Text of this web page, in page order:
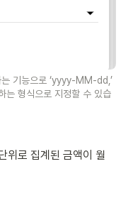
는 기능으로 ‘yyyy-MM-dd,’
는 형식으로 지정할 수 있습
위로 집계된 금액이 월